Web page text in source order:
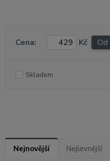
Cena: Kč Od
Skladem
Nejnovější Nejlevnější